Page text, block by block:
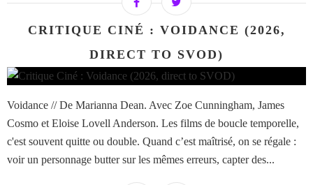
CRITIQUE CINÉ : VOIDANCE (2026,
DIRECT TO SVOD)
Voidance // De Marianna Dean. Avec Zoe Cunningham, James
Cosmo et Eloise Lovell Anderson. Les films de boucle temporelle,
c'est souvent quitte ou double. Quand c’est maîtrisé, on se régale :
voir un personnage butter sur les mêmes erreurs, capter des...